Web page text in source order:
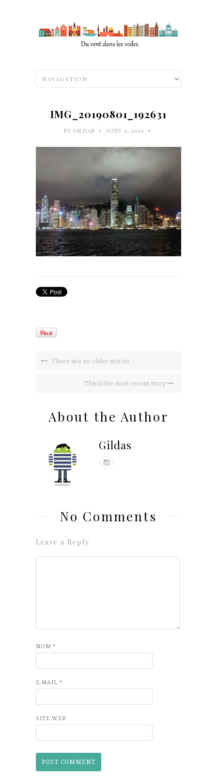
IMG_20190801_192631
BY GILDAS • AOÛT 9, 2019 •
There are no older stories
This is the most recent story
About the Author
Gildas
No Comments
Leave a Reply
NOM *
E-MAIL *
SITE WEB